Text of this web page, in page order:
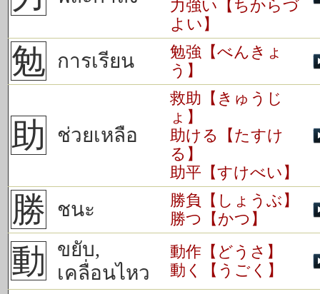
力強い【ちからづ
よい】
勉 การเรียน
勉強【べんきょ
う】
助 ช่วยเหลือ
救助【きゅうじ
ょ】
助ける【たすけ
る】
助平【すけべい】
勝 ชนะ
勝負【しょうぶ】
勝つ【かつ】
動
ขยับ,
เคลื่อนไหว
動作【どうさ】
動く【うごく】